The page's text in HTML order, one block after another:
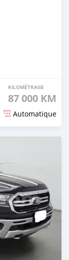
KILOMÉTRAGE
87 000 KM
Automatique